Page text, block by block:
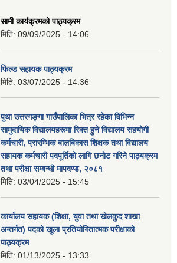
सामी कार्यक्रमको पाठ्यक्रम
मिति: 09/09/2025 - 14:06
फिल्ड सहायक पाठ्यक्रम
मिति: 03/07/2025 - 14:36
पुथा उत्तरगङ्गा गाउँपालिका भित्र रहेका विभिन्न
सामुदायिक विद्यालयहरूमा रिक्त हुने विद्यालय सहयोगी
कर्मचारी, प्रारम्भिक बालबिकास शिक्षक तथा विद्यालय
सहायक कर्मचारी पदपूर्तिको लागि छनोट गरिने पाठ्यक्रम
तथा परीक्षा सम्बन्धी मापदण्ड, २०८१
मिति: 03/04/2025 - 15:45
कार्यालय सहायक (शिक्षा, युवा तथा खेलकुद शाखा
अन्तर्गत) पदको खुला प्रतियोगितात्मक परीक्षाको
पाठ्यक्रम
मिति: 01/13/2025 - 13:33